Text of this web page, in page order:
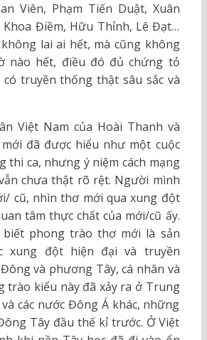
Viên, Phạm Tiến Duật, Xuân
Khoa Điềm, Hữu Thỉnh, Lê Đạt…
lai ai hết, mà cũng không
nào hết, điều đó đủ chứng tỏ
truyền thống thật sâu sắc và
Việt Nam của Hoài Thanh và
đã được hiểu như một cuộc
thi ca, nhưng ý niệm cách mạng
chưa thật rõ rệt. Người mình
cũ, nhìn thơ mới qua xung đột
tâm thực chất của mới/cũ ấy.
phong trào thơ mới là sản
xung đột hiện đại và truyền
và phương Tây, cá nhân và
trào kiểu này đã xảy ra ở Trung
các nước Đông Á khác, những
Tây đầu thế kỉ trước. Ở Việt